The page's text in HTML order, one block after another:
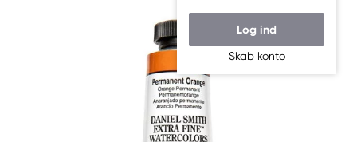
Log ind
Skab konto